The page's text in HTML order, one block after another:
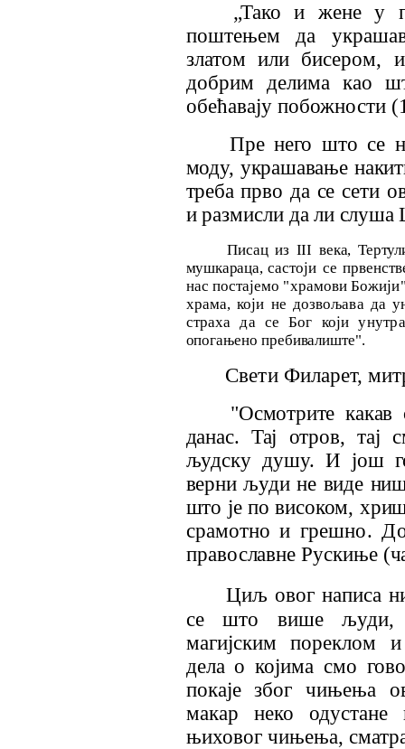
„Тако и жене у
поштењем да
златом или бисером,
добрим делима као
обећавају побожности
Пре него што се
моду, украшавање
требапрво да се сети
и размисли да ли слуша
Писац из III века,
мушкараца,састоји се
нас постајемо "храмови Божи
храма, који не дозвољава да
страха да се Бог који
опогањено пребивалиште".
Свети Филарет, ми
"Осмотрите
данас. Тај отров,
људску душу. И још
верни људи не виде
што је по високом, хри
срамотно игрешно.
православне Рускиње
Циљ овог написа
се што више људи,
магијским пореклом
дела о којима смо
покаје због чињења
макар неко
њиховог чињења,